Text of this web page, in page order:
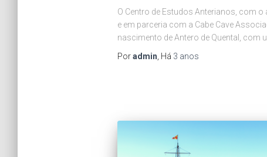
O Centro de Estudos Anterianos, com
e em parceria com a Cabe Cave
nascimento de Antero de Quental, com
Poradmin, Há 3 anos